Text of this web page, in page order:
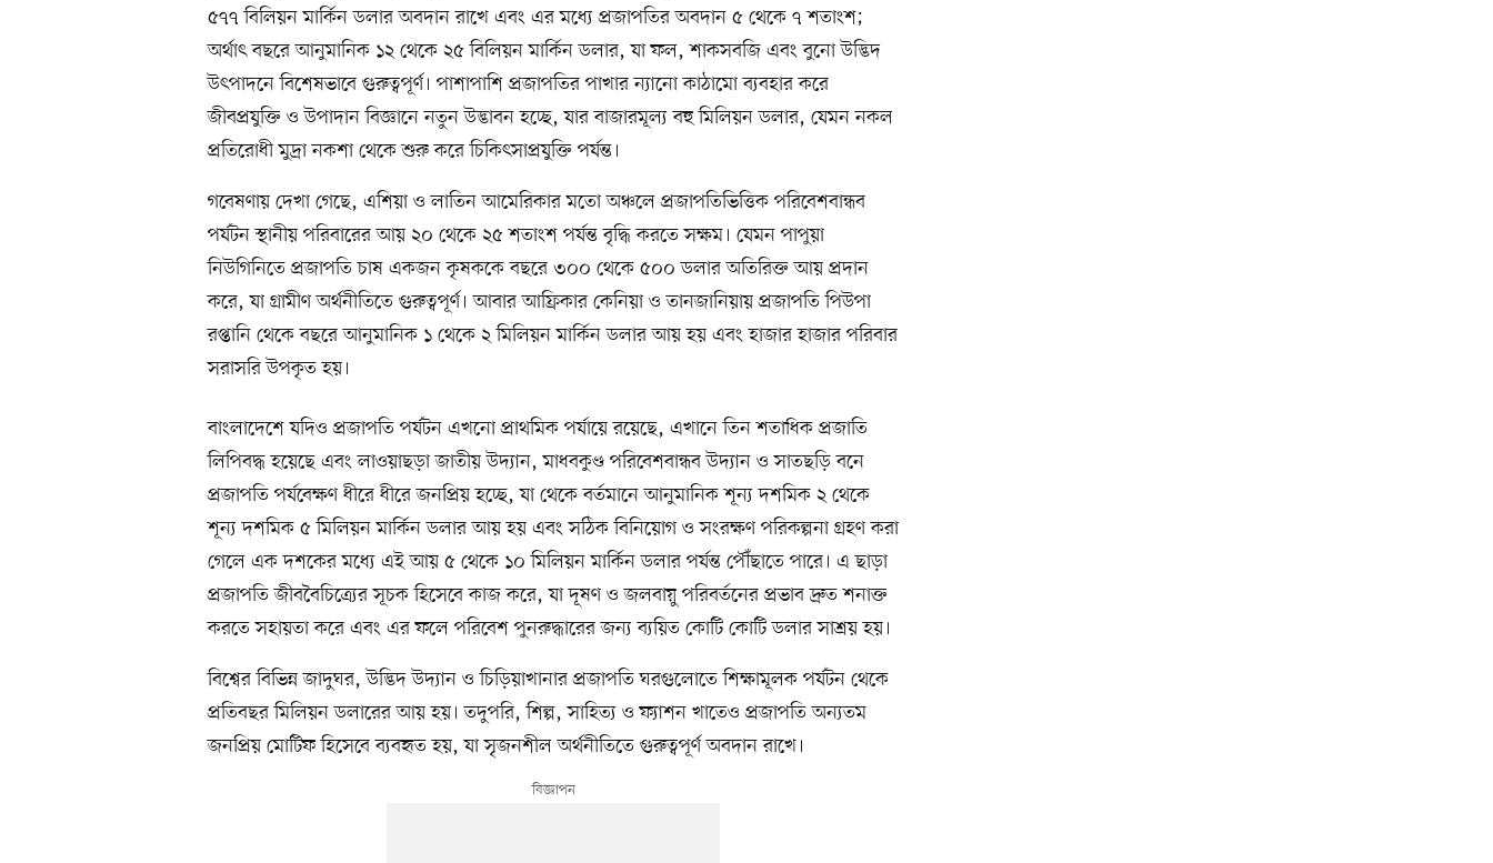
৫৭৭ বিলিয়ন মার্কিন ডলার অবদান রাখে এবং এর মধ্যে প্রজাপতির অবদান ৫ থেকে ৭ শতাংশ;
অর্থাৎ বছরে আনুমানিক ১২ থেকে ২৫ বিলিয়ন মার্কিন ডলার, যা ফল, শাকসবজি এবং বুনো উদ্ভিদ
উৎপাদনে বিশেষভাবে গুরুত্বপূর্ণ। পাশাপাশি প্রজাপতির পাখার ন্যানো কাঠামো ব্যবহার করে
জীবপ্রযুক্তি ও উপাদান বিজ্ঞানে নতুন উদ্ভাবন হচ্ছে, যার বাজারমূল্য বহু মিলিয়ন ডলার, যেমন নকল
প্রতিরোধী মুদ্রা নকশা থেকে শুরু করে চিকিৎসাপ্রযুক্তি পর্যন্ত।
গবেষণায় দেখা গেছে, এশিয়া ও লাতিন আমেরিকার মতো অঞ্চলে প্রজাপতিভিত্তিক পরিবেশবান্ধব
পর্যটন স্থানীয় পরিবারের আয় ২০ থেকে ২৫ শতাংশ পর্যন্ত বৃদ্ধি করতে সক্ষম। যেমন পাপুয়া
নিউগিনিতে প্রজাপতি চাষ একজন কৃষককে বছরে ৩০০ থেকে ৫০০ ডলার অতিরিক্ত আয় প্রদান
করে, যা গ্রামীণ অর্থনীতিতে গুরুত্বপূর্ণ। আবার আফ্রিকার কেনিয়া ও তানজানিয়ায় প্রজাপতি পিউপা
রপ্তানি থেকে বছরে আনুমানিক ১ থেকে ২ মিলিয়ন মার্কিন ডলার আয় হয় এবং হাজার হাজার পরিবার
সরাসরি উপকৃত হয়।
বাংলাদেশে যদিও প্রজাপতি পর্যটন এখনো প্রাথমিক পর্যায়ে রয়েছে, এখানে তিন শতাধিক প্রজাতি
লিপিবদ্ধ হয়েছে এবং লাওয়াছড়া জাতীয় উদ্যান, মাধবকুণ্ড পরিবেশবান্ধব উদ্যান ও সাতছড়ি বনে
প্রজাপতি পর্যবেক্ষণ ধীরে ধীরে জনপ্রিয় হচ্ছে, যা থেকে বর্তমানে আনুমানিক শূন্য দশমিক ২ থেকে
শূন্য দশমিক ৫ মিলিয়ন মার্কিন ডলার আয় হয় এবং সঠিক বিনিয়োগ ও সংরক্ষণ পরিকল্পনা গ্রহণ করা
গেলে এক দশকের মধ্যে এই আয় ৫ থেকে ১০ মিলিয়ন মার্কিন ডলার পর্যন্ত পৌঁছাতে পারে। এ ছাড়া
প্রজাপতি জীববৈচিত্র্যের সূচক হিসেবে কাজ করে, যা দূষণ ও জলবায়ু পরিবর্তনের প্রভাব দ্রুত শনাক্ত
করতে সহায়তা করে এবং এর ফলে পরিবেশ পুনরুদ্ধারের জন্য ব্যয়িত কোটি কোটি ডলার সাশ্রয় হয়।
বিশ্বের বিভিন্ন জাদুঘর, উদ্ভিদ উদ্যান ও চিড়িয়াখানার প্রজাপতি ঘরগুলোতে শিক্ষামূলক পর্যটন থেকে
প্রতিবছর মিলিয়ন ডলারের আয় হয়। তদুপরি, শিল্প, সাহিত্য ও ফ্যাশন খাতেও প্রজাপতি অন্যতম
জনপ্রিয় মোটিফ হিসেবে ব্যবহৃত হয়, যা সৃজনশীল অর্থনীতিতে গুরুত্বপূর্ণ অবদান রাখে।